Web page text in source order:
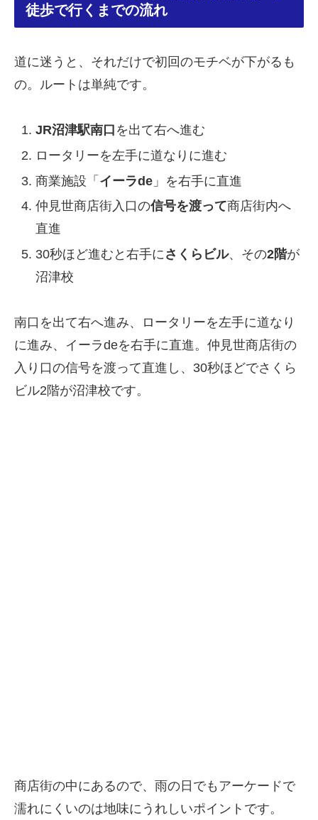
徒歩で行くまでの流れ
道に迷うと、それだけで初回のモチベが下がるも
の。ルートは単純です。
JR沼津駅南口 を出て右へ進む
ロータリーを左手に道なりに進む
商業施設「 イーラde」を右手に直進
仲見世商店街入口の信号を渡って商店街内へ
直進
30秒ほど進むと右手に さくらビル、その2階が
沼津校
南口を出て右へ進み、ロータリーを左手に道なり
に進み、イーラdeを右手に直進。仲見世商店街の
入り口の信号を渡って直進し、30秒ほどでさくら
ビル2階が沼津校です。
商店街の中にあるので、雨の日でもアーケードで
濡れにくいのは地味にうれしいポイントです。